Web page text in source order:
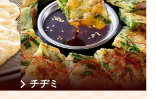
チヂミ